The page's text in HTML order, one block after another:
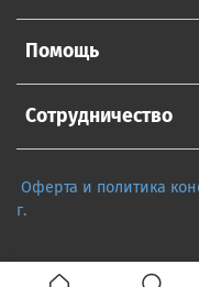
Помощь
Сотрудничество
Оферта и политика
г.